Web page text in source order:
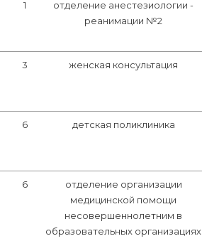
1
отделение анестезиологии -
реанимации №2
3 женская консультация
6 детская поликлиника
6
отделение организации
медицинской помощи
несовершеннолетним в
образовательных организациях